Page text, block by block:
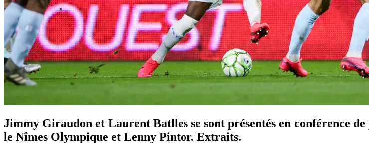
Jimmy Giraudon et Laurent Batlles se sont présentés en conférence
le Nîmes Olympique et Lenny Pintor. Extraits.